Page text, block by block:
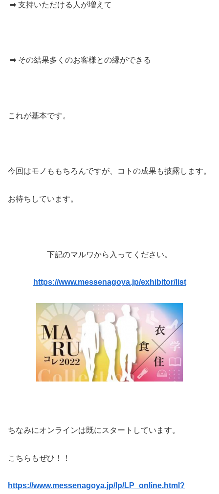
➡ 支持いただける人が増えて
➡ その結果多くのお客様との縁ができる
これが基本です。
今回はモノももちろんですが、コトの成果も披露します。
お待ちしています。
下記のマルワから入ってください。
https://www.messenagoya.jp/exhibitor/list
ちなみにオンラインは既にスタートしています。
こちらもぜひ！！
https://www.messenagoya.jp/lp/LP_online.html?